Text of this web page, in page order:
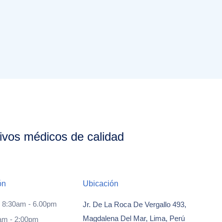
médicos de calidad
- 6.00pm
- 2:00pm
Ubicación
Jr. De La Roca De Vergallo 493,
Magdalena Del Mar, Lima, Perú